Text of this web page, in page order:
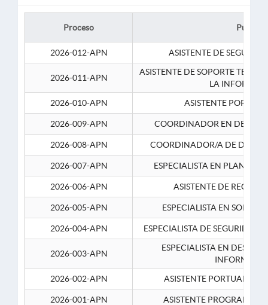
Proceso Puesto
2026-012-APN ASISTENTE DE
2026-011-APN
ASISTENTE DE SOPORTE
LA
2026-010-APN
ASISTENTE
2026-009-APN COORDINADOR EN
2026-008-APN COORDINADOR/A DE
2026-007-APN ESPECIALISTA EN
2026-006-APN ASISTENTE DE
2026-005-APN ESPECIALISTA EN
2026-004-APN ESPECIALISTA DE SEGURIDAD
2026-003-APN
ESPECIALISTA EN
2026-002-APN
ASISTENTE PORTUARIO 2-
2026-001-APN ASISTENTE